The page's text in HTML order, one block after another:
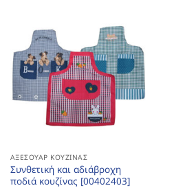
ΑΞΕΣΟΥΆΡ ΚΟΥΖΊΝΑΣ
Συνθετική και αδιάβροχη
ποδιά κουζίνας [00402403]